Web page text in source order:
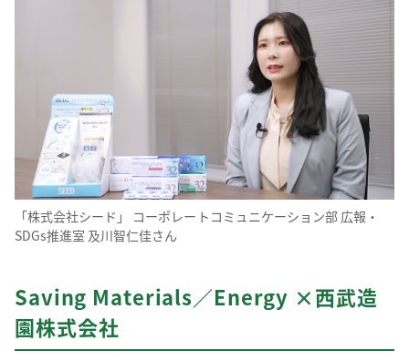
「株式会社シード」 コーポレートコミュニケーション部 広報・
SDGs推進室 及川智仁佳さん
Saving Materials／Energy ×西武造
園株式会社